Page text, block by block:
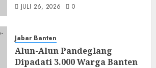
JULI 26, 2026 0
Jabar Banten
Alun-Alun Pandeglang
Dipadati 3.000 Warga Banten